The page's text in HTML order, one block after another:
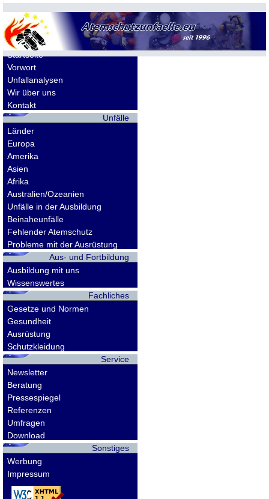
Allgemeines
Startseite
Vorwort
Unfallanalysen
Wir über uns
Kontakt
Unfälle
Länder
Europa
Amerika
Asien
Afrika
Australien/Ozeanien
Unfälle in der Ausbildung
Beinaheunfälle
Fehlender Atemschutz
Probleme mit der Ausrüstung
Aus- und Fortbildung
Ausbildung mit uns
Wissenswertes
Fachliches
Gesetze und Normen
Gesundheit
Ausrüstung
Schutzkleidung
Service
Newsletter
Beratung
Pressespiegel
Referenzen
Umfragen
Download
Sonstiges
Werbung
Impressum